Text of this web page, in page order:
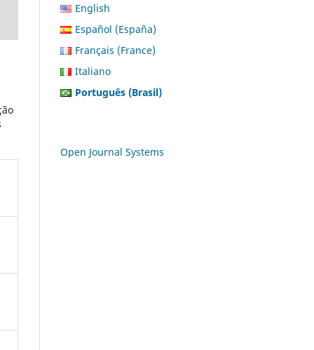
English
Español (España)
Français (France)
Italiano
Português (Brasil)
Open Journal Systems